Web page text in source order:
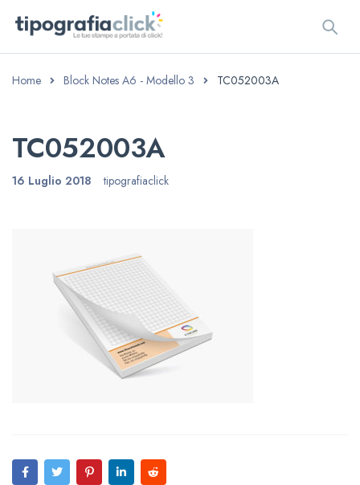
Home Block Notes A6 - Modello 3 TC052003A
TC052003A
16 Luglio 2018 tipografiaclick